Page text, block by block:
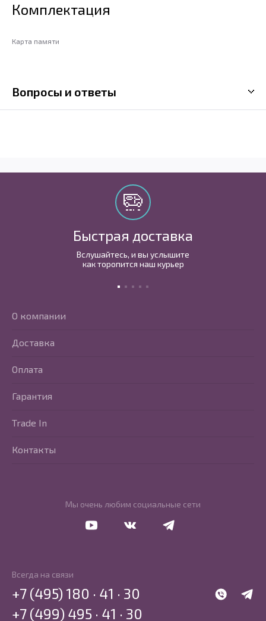
Комплектация
Карта памяти
Вопросы и ответы
Быстрая доставка
Вслушайтесь, и вы услышите
как торопится наш курьер
Мы очень любим социальные сети
Перейти в VkontakteПерейти в Telegram
О компании
Доставка
Оплата
Гарантия
Trade In
Контакты
Всегда на связи
WhatsApp
+7 (495) 180 · 41 · 30
+7 (499) 495 · 41 · 30